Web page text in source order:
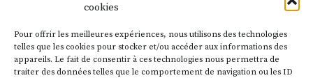
cookies
Pour offrir les meilleures expériences, nous utilisons des technologies
telles que les cookies pour stocker et/ou accéder aux informations des
appareils. Le fait de consentir à ces technologies nous permettra de
traiter des données telles que le comportement de navigation ou les ID
Suivez toute l'actu de Strada